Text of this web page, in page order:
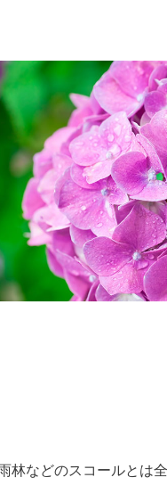
林などのスコールとは